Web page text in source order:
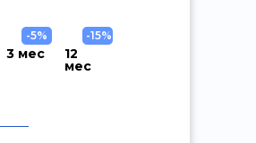
3 мес
-5%
12
мес
-15%